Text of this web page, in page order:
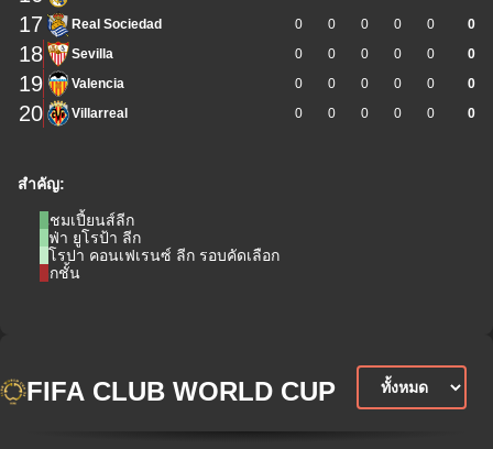
สำคัญ:
แชมเปี้ยนส์ลีก
ยูฟ่า ยูโรป้า ลีก
ยูโรปา คอนเฟเรนซ์ ลีก รอบคัดเลือก
ตกชั้น
17 Real Sociedad 0 0 0 0 0 0
18 Sevilla 0 0 0 0 0 0
19 Valencia 0 0 0 0 0 0
20 Villarreal 0 0 0 0 0 0
FIFA CLUB WORLD CUP